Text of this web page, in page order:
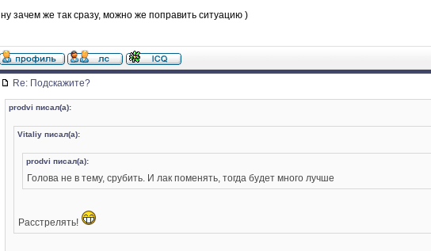
ну зачем же так сразу, можно же поправить ситуацию )
Re: Подскажите?
prodvi писал(а):
Vitaliy писал(а):
prodvi писал(а):
Голова не в тему, срубить. И лак поменять, тогда будет много лучше
Расстрелять!